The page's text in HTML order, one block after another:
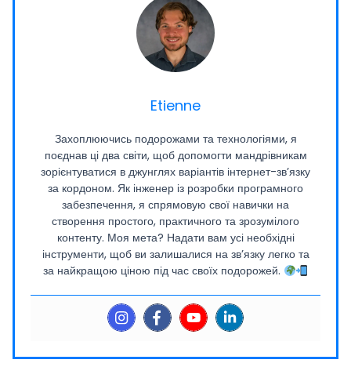
Etienne
Захоплюючись подорожами та технологіями, я
поєднав ці два світи, щоб допомогти мандрівникам
зорієнтуватися в джунглях варіантів інтернет-зв’язку
за кордоном. Як інженер із розробки програмного
забезпечення, я спрямовую свої навички на
створення простого, практичного та зрозумілого
контенту. Моя мета? Надати вам усі необхідні
інструменти, щоб ви залишалися на зв’язку легко та
за найкращою ціною під час своїх подорожей.